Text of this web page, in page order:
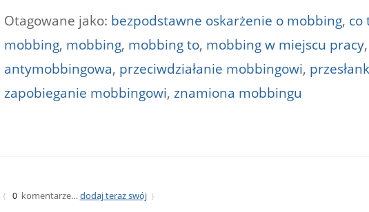
Otagowane jako: bezpodstawne oskarżenie o mobbing, co
mobbing, mobbing, mobbing to, mobbing w miejscu pracy,
antymobbingowa, przeciwdziałanie mobbingowi,
zapobieganie mobbingowi, znamiona mobbingu
{ 0 komentarze… dodaj teraz swój }